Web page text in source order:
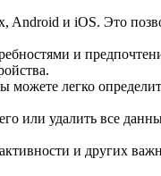
и iOS. Это
и
можете легко
или удалить все
и других